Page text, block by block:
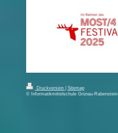
Druckversion
Sitemap
© Informatikmittelschule Grünau-Rabenstein